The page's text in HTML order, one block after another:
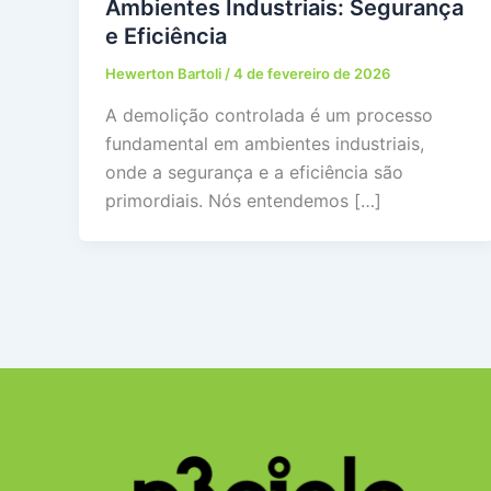
Ambientes Industriais: Segurança
e Eficiência
Hewerton Bartoli/4 de fevereiro de 2026
A demolição controlada é um processo
fundamental em ambientes industriais,
onde a segurança e a eficiência são
primordiais. Nós entendemos […]